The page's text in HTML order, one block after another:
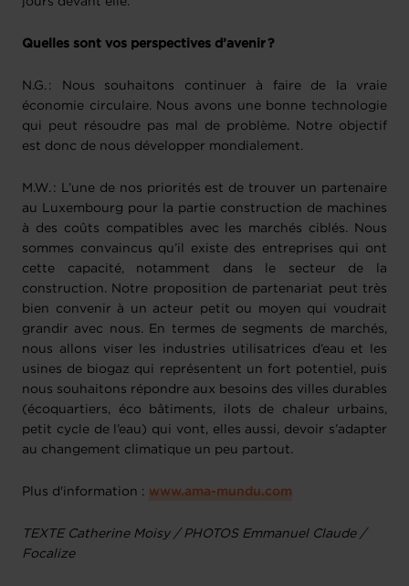
Quelles sont vos perspectives d’avenir ?
N.G. : Nous souhaitons continuer à faire de la vraie
économie circulaire. Nous avons une bonne technologie
qui peut résoudre pas mal de problème. Notre objectif
est donc de nous développer mondialement.
M.W. : L’une de nos priorités est de trouver un partenaire
au Luxembourg pour la partie construction de machines
à des coûts compatibles avec les marchés ciblés. Nous
sommes convaincus qu’il existe des entreprises qui ont
cette capacité, notamment dans le secteur de la
construction. Notre proposition de partenariat peut très
bien convenir à un acteur petit ou moyen qui voudrait
grandir avec nous. En termes de segments de marchés,
nous allons viser les industries utilisatrices d’eau et les
usines de biogaz qui représentent un fort potentiel, puis
nous souhaitons répondre aux besoins des villes durables
(écoquartiers, éco bâtiments, ilots de chaleur urbains,
petit cycle de l’eau) qui vont, elles aussi, devoir s’adapter
au changement climatique un peu partout.
Plus d'information : www.ama-mundu.com
TEXTE Catherine Moisy / PHOTOS Emmanuel Claude /
Focalize